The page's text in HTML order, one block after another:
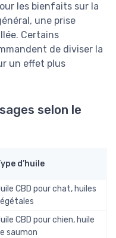
les bienfaits sur la
une prise
Certains
de diviser la
un effet plus
selon le
d’huile
CBD pour chat, huiles
CBD pour chien, huile
saumon